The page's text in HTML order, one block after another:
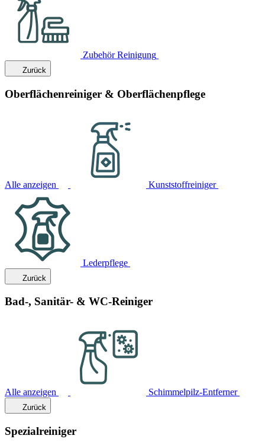
Zubehör Reinigung
Zurück
Oberflächenreiniger & Oberflächenpflege
Alle anzeigen Kunststoffreiniger
Lederpflege
Zurück
Bad-, Sanitär- & WC-Reiniger
Alle anzeigen Schimmelpilz-Entferner
Zurück
Spezialreiniger